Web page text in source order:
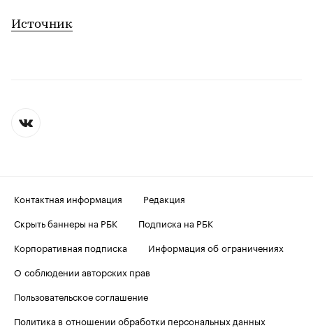
Источник
Контактная информация
Редакция
Скрыть баннеры на РБК
Подписка на РБК
Корпоративная подписка
Информация об ограничениях
О соблюдении авторских прав
Пользовательское соглашение
Политика в отношении обработки персональных данных